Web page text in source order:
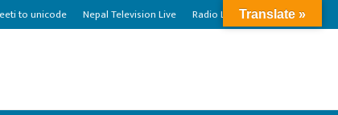
to unicode Nepal Television Live Radio Live Translate »